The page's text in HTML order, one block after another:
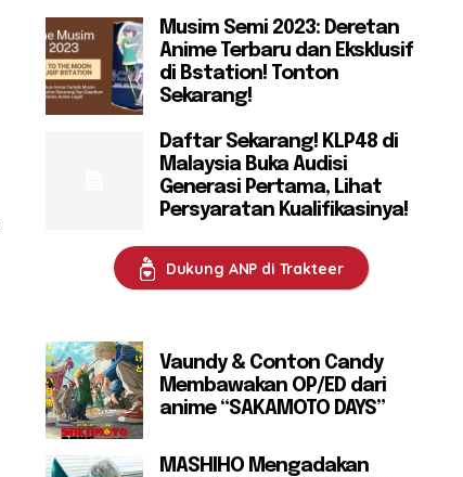
Musim Semi 2023: Deretan
Anime Terbaru dan Eksklusif
di Bstation! Tonton
Sekarang!
Daftar Sekarang! KLP48 di
Malaysia Buka Audisi
Generasi Pertama, Lihat
Persyaratan Kualifikasinya!
Dukung ANP di Trakteer
Vaundy & Conton Candy
Membawakan OP/ED dari
anime “SAKAMOTO DAYS”
MASHIHO Mengadakan